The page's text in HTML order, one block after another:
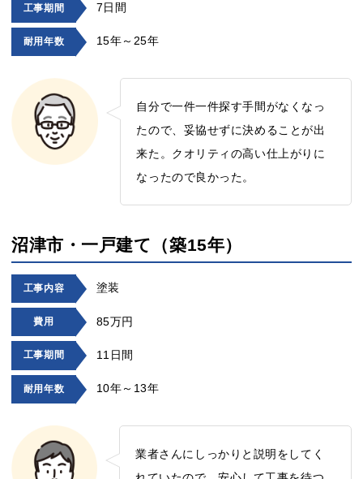
工事期間 7日間
耐用年数 15年～25年
自分で一件一件探す手間がなくなっ
たので、妥協せずに決めることが出
来た。クオリティの高い仕上がりに
なったので良かった。
沼津市・一戸建て（築15年）
工事内容 塗装
費用 85万円
工事期間 11日間
耐用年数 10年～13年
業者さんにしっかりと説明をしてく